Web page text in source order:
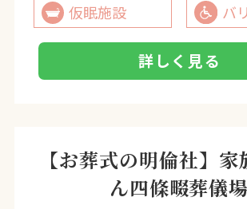
仮眠施設
バ
詳しく見る
【お葬式の明倫社】
ん四條畷葬儀場